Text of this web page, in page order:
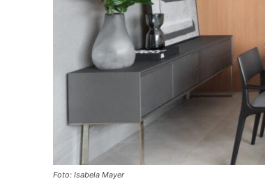
Foto: Isabela Mayer